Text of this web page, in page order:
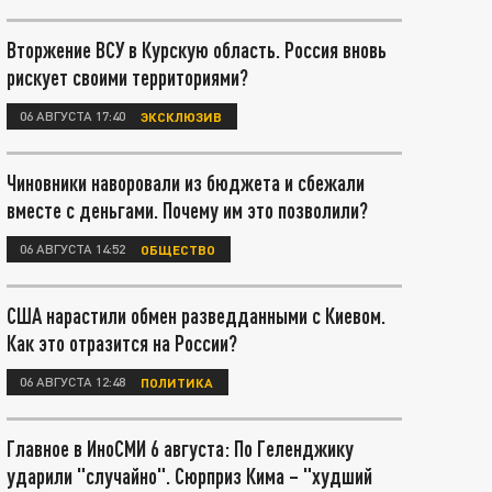
Вторжение ВСУ в Курскую область. Россия вновь
рискует своими территориями?
06 АВГУСТА 17:40 ЭКСКЛЮЗИВ
Чиновники наворовали из бюджета и сбежали
вместе с деньгами. Почему им это позволили?
06 АВГУСТА 14:52 ОБЩЕСТВО
США нарастили обмен разведданными с Киевом.
Как это отразится на России?
06 АВГУСТА 12:48 ПОЛИТИКА
Главное в ИноСМИ 6 августа: По Геленджику
ударили "случайно". Сюрприз Кима – "худший